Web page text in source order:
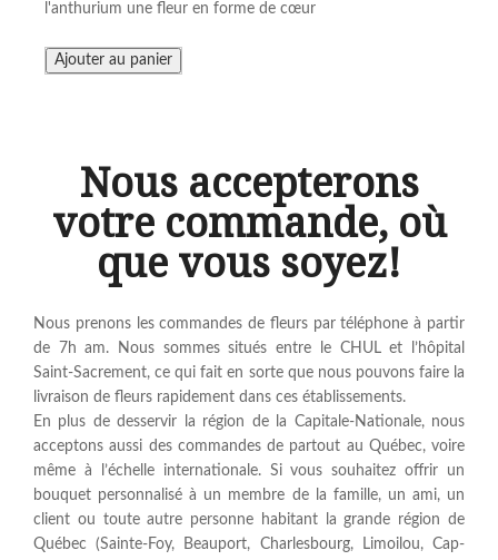
l'anthurium une fleur en forme de cœur
Nous accepterons
votre commande, où
que vous soyez!
Nous prenons les commandes de fleurs par téléphone à partir
de 7h am. Nous sommes situés entre le CHUL et l’hôpital
Saint-Sacrement, ce qui fait en sorte que nous pouvons faire la
livraison de fleurs rapidement dans ces établissements.
En plus de desservir la région de la Capitale-Nationale, nous
acceptons aussi des commandes de partout au Québec, voire
même à l’échelle internationale. Si vous souhaitez offrir un
bouquet personnalisé à un membre de la famille, un ami, un
client ou toute autre personne habitant la grande région de
Québec (Sainte-Foy, Beauport, Charlesbourg, Limoilou, Cap-